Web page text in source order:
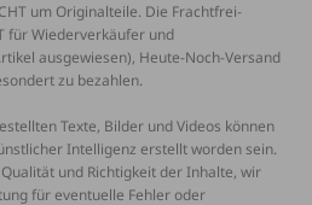
um Originalteile. Die Frachtfrei-
für Wiederverkäufer und
ausgewiesen), Heute-Noch-Versand
zu bezahlen.
Texte, Bilder und Videos können
Intelligenz erstellt worden sein.
und Richtigkeit der Inhalte, wir
für eventuelle Fehler oder